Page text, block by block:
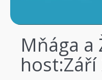
Mňága a
host:Září